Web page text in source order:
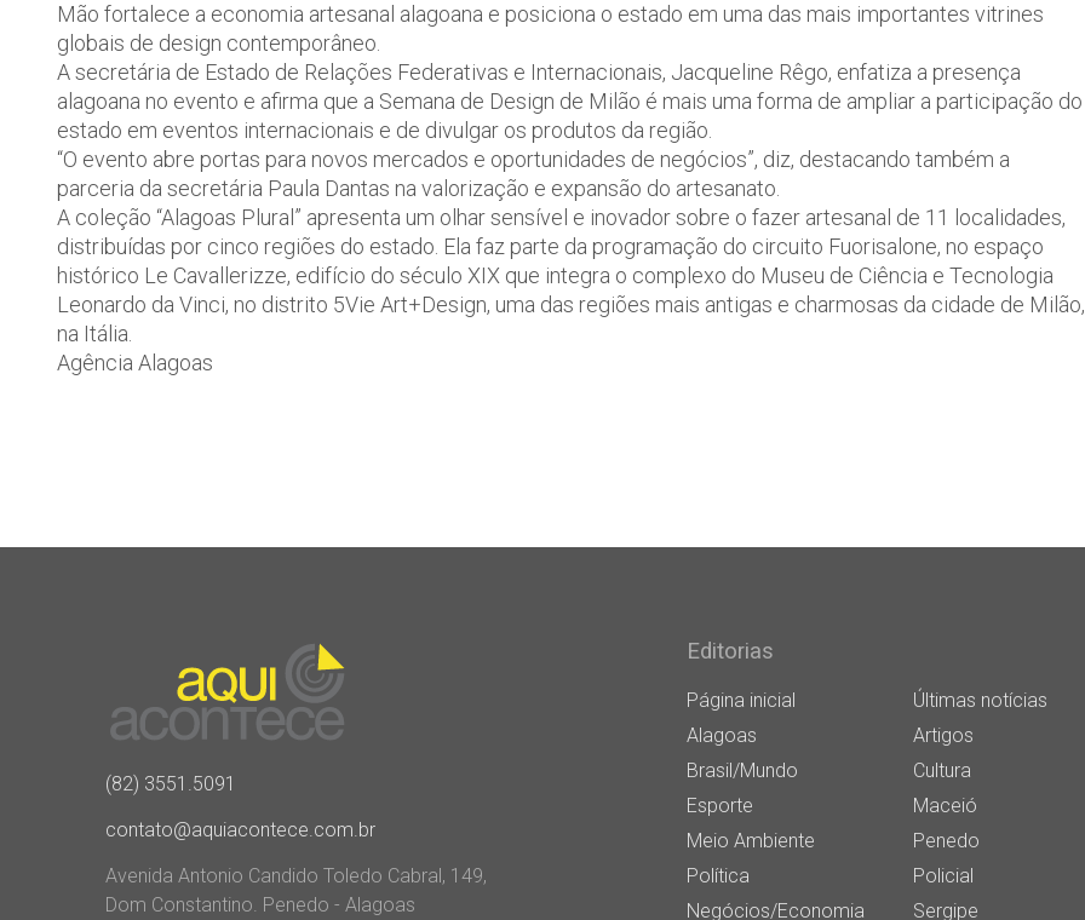
Mão fortalece a economia artesanal alagoana e posiciona o estado em uma das mais importantes vitrines
globais de design contemporâneo.
A secretária de Estado de Relações Federativas e Internacionais, Jacqueline Rêgo, enfatiza a presença
alagoana no evento e afirma que a Semana de Design de Milão é mais uma forma de ampliar a participação do
estado em eventos internacionais e de divulgar os produtos da região.
“O evento abre portas para novos mercados e oportunidades de negócios”, diz, destacando também a
parceria da secretária Paula Dantas na valorização e expansão do artesanato.
A coleção “Alagoas Plural” apresenta um olhar sensível e inovador sobre o fazer artesanal de 11 localidades,
distribuídas por cinco regiões do estado. Ela faz parte da programação do circuito Fuorisalone, no espaço
histórico Le Cavallerizze, edifício do século XIX que integra o complexo do Museu de Ciência e Tecnologia
Leonardo da Vinci, no distrito 5Vie Art+Design, uma das regiões mais antigas e charmosas da cidade de Milão,
na Itália.
Agência Alagoas
(82) 3551.5091
contato@aquiacontece.com.br
Avenida Antonio Candido Toledo Cabral, 149,
Dom Constantino. Penedo - Alagoas
Editorias
Página inicial
Últimas notícias
Alagoas
Artigos
Brasil/Mundo
Cultura
Esporte
Maceió
Meio Ambiente
Penedo
Política
Policial
Negócios/Economia
Sergipe